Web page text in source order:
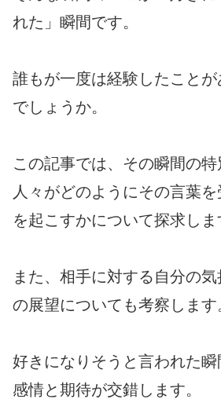
れた」瞬間です。
誰もが一度は経験したこと
でしょうか。
この記事では、その瞬間の特
人々がどのようにその言葉
を起こすかについて探求しま
また、相手に対する自分の
の展望についても考察します
好きになりそうと言われた
感情と期待が交錯します。